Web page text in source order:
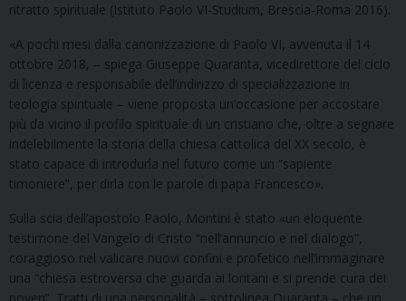
ritratto spirituale (Istituto Paolo VI-Studium, Brescia-Roma 2016).
«A pochi mesi dalla canonizzazione di Paolo VI, avvenuta il 14
ottobre 2018, – spiega Giuseppe Quaranta, vicedirettore del ciclo
di licenza e responsabile dell’indirizzo di specializzazione in
teologia spirituale – viene proposta un’occasione per accostare
più da vicino il profilo spirituale di un cristiano che, oltre a segnare
indelebilmente la storia della chiesa cattolica del XX secolo, è
stato capace di introdurla nel futuro come un “sapiente
timoniere”, per dirla con le parole di papa Francesco».
Sulla scia dell’apostolo Paolo, Montini è stato «un eloquente
testimone del Vangelo di Cristo “nell’annuncio e nel dialogo”,
coraggioso nel valicare nuovi confini e profetico nell’immaginare
una “chiesa estroversa che guarda ai lontani e si prende cura dei